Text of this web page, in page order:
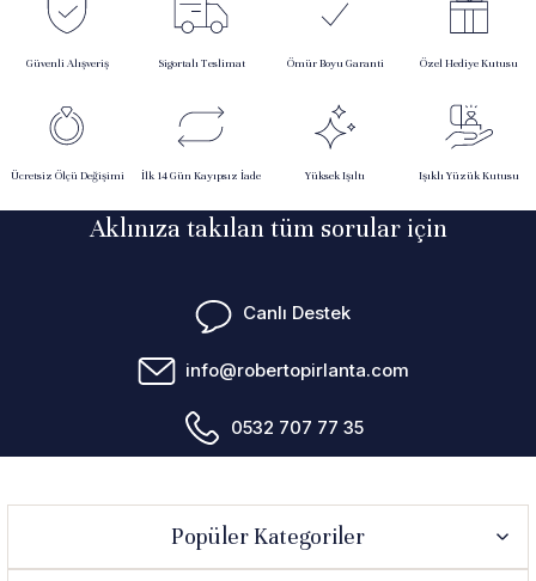
Güvenli Alışveriş Sigortalı Teslimat Ömür Boyu Garanti Özel Hediye Kutusu
Ücretsiz Ölçü Değişimi İlk 14 Gün Kayıpsız İade Yüksek Işıltı Işıklı Yüzük Kutusu
Aklınıza takılan tüm sorular için
Canlı Destek
info@robertopirlanta.com
0532 707 77 35
Popüler Kategoriler